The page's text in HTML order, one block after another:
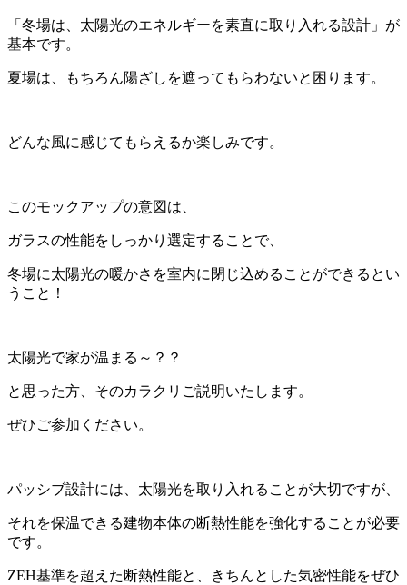
「冬場は、太陽光のエネルギーを素直に取り入れる設計」が
基本です。
夏場は、もちろん陽ざしを遮ってもらわないと困ります。
どんな風に感じてもらえるか楽しみです。
このモックアップの意図は、
ガラスの性能をしっかり選定することで、
冬場に太陽光の暖かさを室内に閉じ込めることができるとい
うこと！
太陽光で家が温まる～？？
と思った方、そのカラクリご説明いたします。
ぜひご参加ください。
パッシブ設計には、太陽光を取り入れることが大切ですが、
それを保温できる建物本体の断熱性能を強化することが必要
です。
ZEH基準を超えた断熱性能と、きちんとした気密性能をぜひ